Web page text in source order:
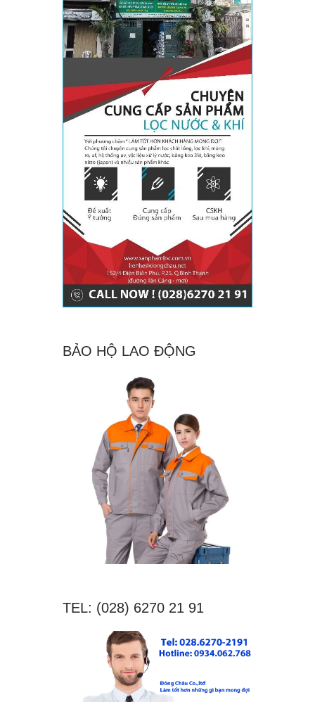
BẢO HỘ LAO ĐỘNG
TEL: (028) 6270 21 91